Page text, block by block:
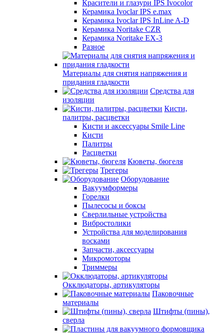
Красители и глазури IPS Ivocolor
Керамика Ivoclar IPS e.max
Керамика Ivoclar IPS InLine A-D
Керамика Noritake CZR
Керамика Noritake EX-3
Разное
Материалы для снятия напряжения и
придания гладкости
Средства для
изоляции
Кисти,
палитры, расцветки
Кисти и аксессуары Smile Line
Кисти
Палитры
Расцветки
Кюветы, бюгеля
Трегеры
Оборудование
Вакуумформеры
Горелки
Пылесосы и боксы
Сверлильные устройства
Вибростолики
Устройства для моделирования
восками
Запчасти, аксессуары
Микромоторы
Триммеры
Окклюдаторы, артикуляторы
Паковочные
материалы
Штифты (пины),
сверла